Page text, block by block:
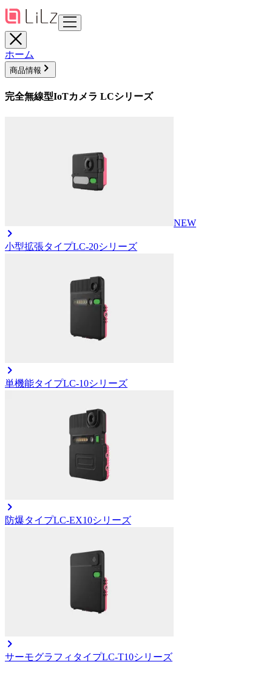
ホーム
商品情報
完全無線型IoTカメラ LCシリーズ
NEW
小型拡張タイプLC-20シリーズ
単機能タイプLC-10シリーズ
防爆タイプLC-EX10シリーズ
サーモグラフィタイプLC-T10シリーズ